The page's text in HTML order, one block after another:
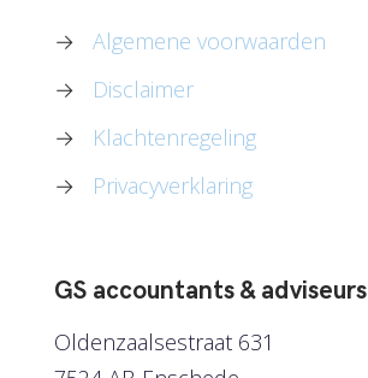
→
Algemene voorwaarden
→
Disclaimer
→
Klachtenregeling
→
Privacyverklaring
GS accountants & adviseurs
Oldenzaalsestraat 631